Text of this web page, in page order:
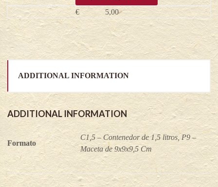
€ 5,00
ADDITIONAL INFORMATION
ADDITIONAL INFORMATION
Formato
C1,5 – Contenedor de 1,5 litros, P9 –
Maceta de 9x9x9,5 Cm